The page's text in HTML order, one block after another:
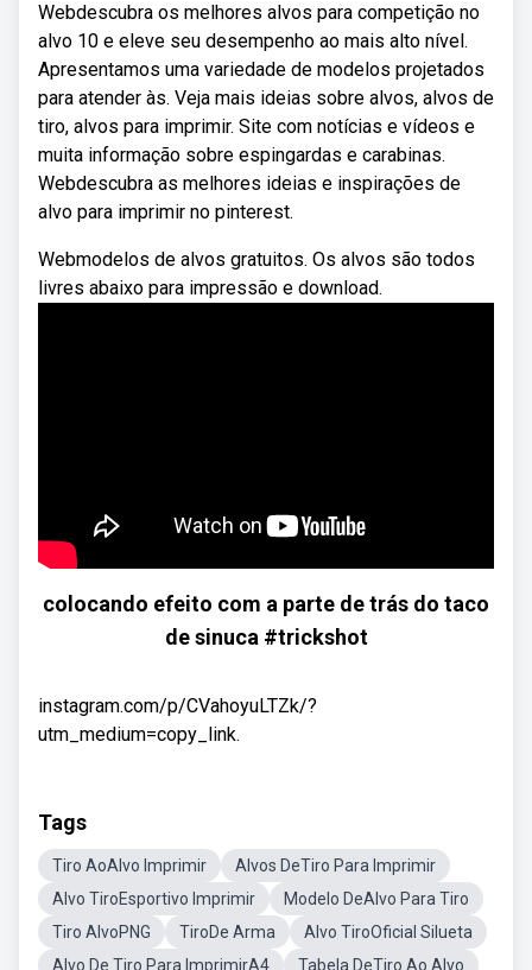
Webdescubra os melhores alvos para competição no
alvo 10 e eleve seu desempenho ao mais alto nível.
Apresentamos uma variedade de modelos projetados
para atender às. Veja mais ideias sobre alvos, alvos de
tiro, alvos para imprimir. Site com notícias e vídeos e
muita informação sobre espingardas e carabinas.
Webdescubra as melhores ideias e inspirações de
alvo para imprimir no pinterest.
Webmodelos de alvos gratuitos. Os alvos são todos
livres abaixo para impressão e download.
colocando efeito com a parte de trás do taco
de sinuca #trickshot
instagram.com/p/CVahoyuLTZk/?
utm_medium=copy_link.
Tags
Tiro AoAlvo Imprimir
Alvos DeTiro Para Imprimir
Alvo TiroEsportivo Imprimir
Modelo DeAlvo Para Tiro
Tiro AlvoPNG
TiroDe Arma
Alvo TiroOficial Silueta
Alvo De Tiro Para ImprimirA4
Tabela DeTiro Ao Alvo